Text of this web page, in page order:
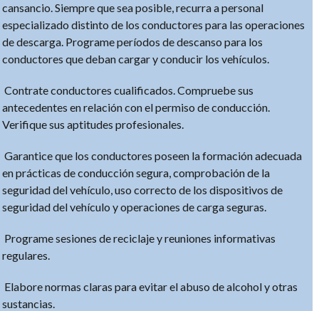
cansancio. Siempre que sea posible, recurra a personal
especializado distinto de los conductores para las operaciones
de descarga. Programe períodos de descanso para los
conductores que deban cargar y conducir los vehículos.
Contrate conductores cualificados. Compruebe sus
antecedentes en relación con el permiso de conducción.
Verifique sus aptitudes profesionales.
Garantice que los conductores poseen la formación adecuada
en prácticas de conducción segura, comprobación de la
seguridad del vehículo, uso correcto de los dispositivos de
seguridad del vehículo y operaciones de carga seguras.
Programe sesiones de reciclaje y reuniones informativas
regulares.
Elabore normas claras para evitar el abuso de alcohol y otras
sustancias.